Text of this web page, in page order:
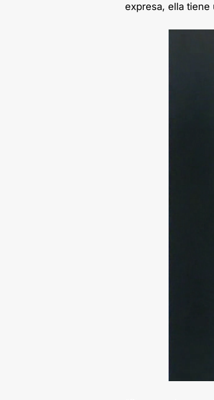
expresa, ella tiene